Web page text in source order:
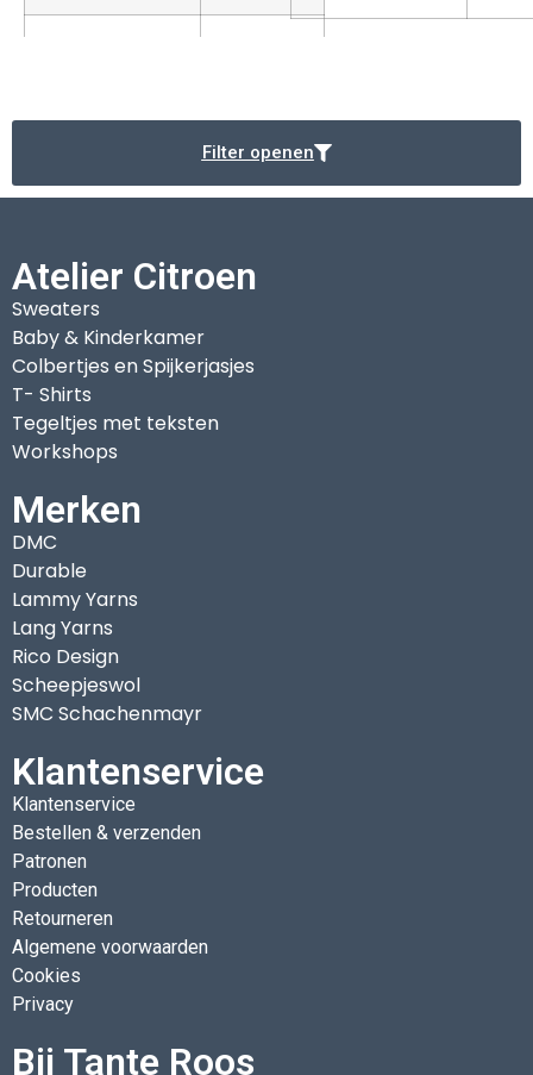
Filter openen
Atelier Citroen
Sweaters
Baby & Kinderkamer
Colbertjes en Spijkerjasjes
T- Shirts
Tegeltjes met teksten
Workshops
Merken
DMC
Durable
Lammy Yarns
Lang Yarns
Rico Design
Scheepjeswol
SMC Schachenmayr
Klantenservice
Klantenservice
Bestellen & verzenden
Patronen
Producten
Retourneren
Algemene voorwaarden
Cookies
Privacy
Bij Tante Roos